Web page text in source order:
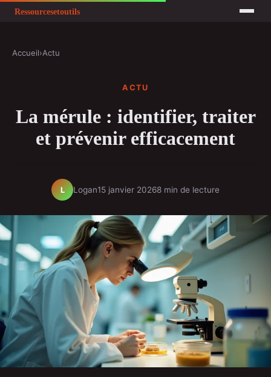
Accueil›Actu
ACTU
La mérule : identifier, traiter
et prévenir efficacement
L Logan15 janvier 20268 min de lecture